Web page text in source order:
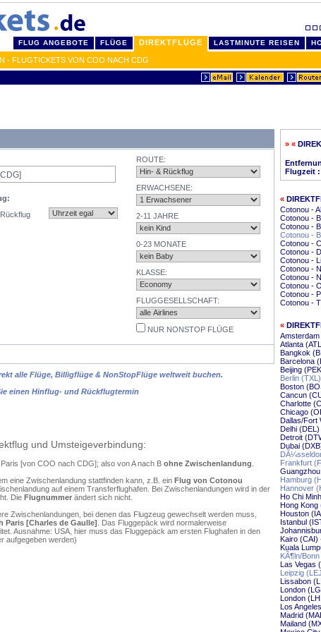
FLUG ANGEBOTE FLÜGE DIREKTFLÜGE LASTMINUTE REISEN
- FLUGTICKETS VON COO NACH CDG
ROUTE:
ERWACHSENE:
2-11 JAHRE
0-23 MONATE
KLASSE:
FLUGGESELLSCHAFT:
NUR NONSTOP FLÜGE
alle Flüge, Billigflüge & NonStopFlüge weltweit buchen.
einen Hinflug- und Rückflugtermin
und Umsteigeverbindung:
[von COO nach CDG]; also von A nach B ohne Zwischenlandung
eine Zwischenlandung stattfinden kann, z.B. ein Flug von Cotonou
auf einem Transferflughafen. Bei Zwischenlandungen wird in der
Die Flugnummer ändert sich nicht.
Zwischenlandungen, bei denen das Flugzeug gewechselt werden muss,
Paris [Charles de Gaulle] . Das Fluggepäck wird normalerweise
Ausnahme: USA, hier muss das Fluggepäck am ersten Flughafen in den
aufgegeben werden)
» «
Flugzeit :
«
Cotonou -
Cotonou -
Cotonou -
Cotonou -
Cotonou -
Cotonou -
Cotonou -
Cotonou -
Cotonou -
Cotonou -
Cotonou -
Cotonou -
«
Atlanta
Bangkok
Barcelona
Beijing
Berlin
Boston
Cancun
Charlotte
Chicago
Dallas/Fort
Delhi
Detroit
Dubai
Frankfurt
Hamburg
Hannover
Ho Chi
Hong Kong
Houston
Istanbul
Kairo (CAI)
Kuala
KÃ¶ln/
Las Vegas
Leipzig
Lissabon
London
London
Los
Madrid
Mailand